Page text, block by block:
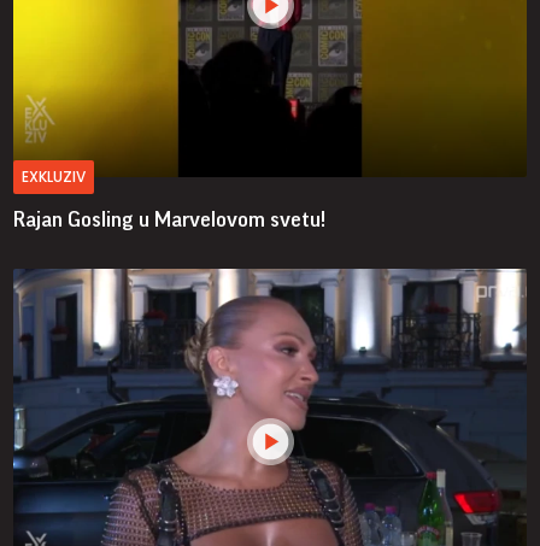
EXKLUZIV
Rajan Gosling u Marvelovom svetu!